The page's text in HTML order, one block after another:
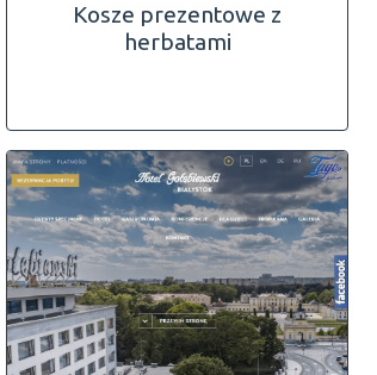
Kosze prezentowe z
herbatami